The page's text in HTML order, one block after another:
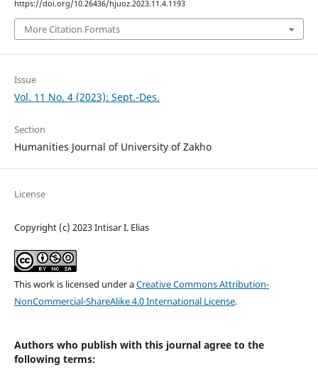
https://doi.org/10.26436/hjuoz.2023.11.4.1193
More Citation Formats
Issue
Vol. 11 No. 4 (2023): Sept.-Des.
Section
Humanities Journal of University of Zakho
License
Copyright (c) 2023 Intisar I. Elias
This work is licensed under aCreative Commons Attribution-
NonCommercial-ShareAlike 4.0 International License.
Authors who publish with this journal agree to the
following terms: